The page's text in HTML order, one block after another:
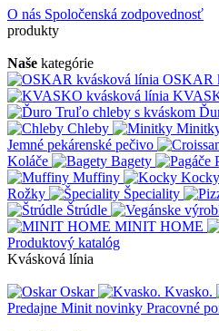
O nás Spoločenská zodpovednosť
produkty
Naše kategórie
OSKAR
Chleby
Jemné pekárenské pečivo
Koláče
Bagety
Muffiny
Kocky
Rožky
Špeciality
Štrúdle
MINIT HOME
Produktový katalóg
Kvásková línia
Oskar Kvasko.
Predajne Minit novinky Pracovné